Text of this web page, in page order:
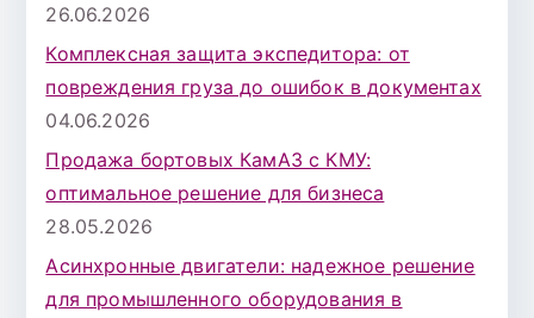
26.06.2026
Комплексная защита экспедитора: от
повреждения груза до ошибок в документах
04.06.2026
Продажа бортовых КамАЗ с КМУ:
оптимальное решение для бизнеса
28.05.2026
Асинхронные двигатели: надежное решение
для промышленного оборудования в